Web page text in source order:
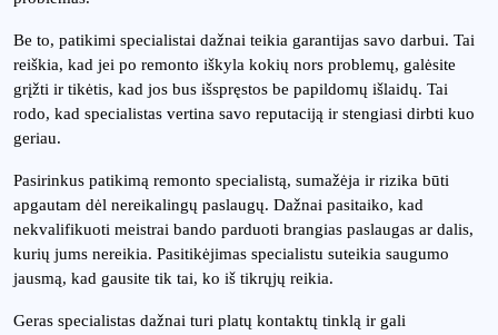
Be to, patikimi specialistai dažnai teikia garantijas savo darbui. Tai
reiškia, kad jei po remonto iškyla kokių nors problemų, galėsite
grįžti ir tikėtis, kad jos bus išspręstos be papildomų išlaidų. Tai
rodo, kad specialistas vertina savo reputaciją ir stengiasi dirbti kuo
geriau.
Pasirinkus patikimą remonto specialistą, sumažėja ir rizika būti
apgautam dėl nereikalingų paslaugų. Dažnai pasitaiko, kad
nekvalifikuoti meistrai bando parduoti brangias paslaugas ar dalis,
kurių jums nereikia. Pasitikėjimas specialistu suteikia saugumo
jausmą, kad gausite tik tai, ko iš tikrųjų reikia.
Geras specialistas dažnai turi platų kontaktų tinklą ir gali